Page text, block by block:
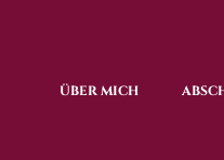
ÜBER MICH
ÜBER MICH